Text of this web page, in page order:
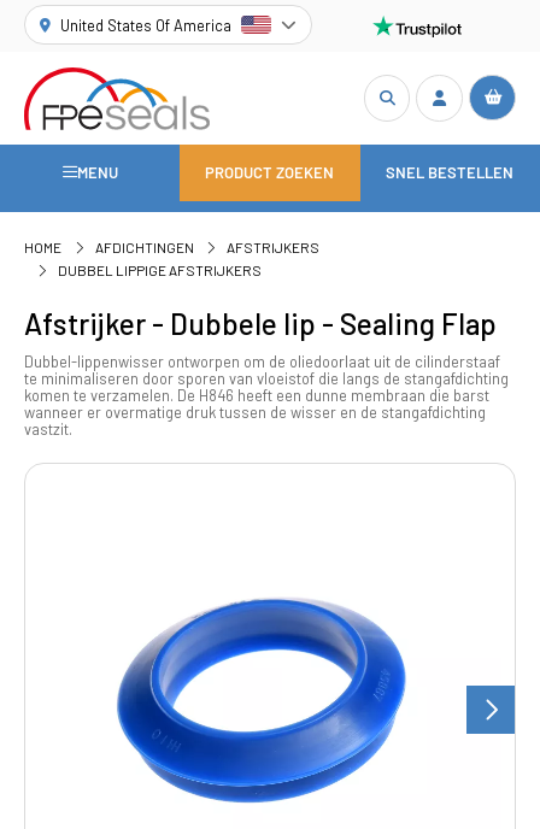
United States Of America
MENU PRODUCT ZOEKEN SNEL BESTELLEN
HOME AFDICHTINGEN
AFSTRIJKERS
DUBBEL LIPPIGE AFSTRIJKERS
Afstrijker - Dubbele lip - Sealing Flap
Dubbel-lippenwisser ontworpen om de oliedoorlaat uit de cilinderstaaf
te minimaliseren door sporen van vloeistof die langs de stangafdichting
komen te verzamelen. De H846 heeft een dunne membraan die barst
wanneer er overmatige druk tussen de wisser en de stangafdichting
vastzit.